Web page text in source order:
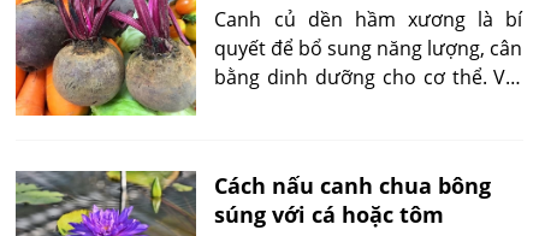
Canh củ dền hầm xương là bí
quyết để bổ sung năng lượng, cân
bằng dinh dưỡng cho cơ thể. Với
đến sự hài hòa về màu sắc, vị
ngon, lợi ích sức khỏe đáng kể.
Cách nấu canh chua bông
súng với cá hoặc tôm